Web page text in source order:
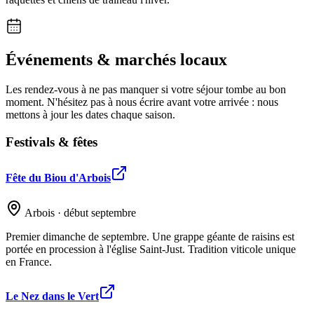
Événements & marchés locaux
Les rendez-vous à ne pas manquer si votre séjour tombe au bon
moment. N'hésitez pas à nous écrire avant votre arrivée : nous
mettons à jour les dates chaque saison.
Festivals & fêtes
Fête du Biou d'Arbois
Arbois · début septembre
Premier dimanche de septembre. Une grappe géante de raisins est
portée en procession à l'église Saint-Just. Tradition viticole unique
en France.
Le Nez dans le Vert